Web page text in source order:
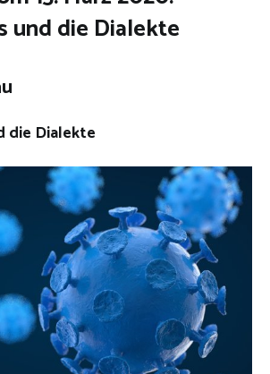
und die Dialekte
die Dialekte